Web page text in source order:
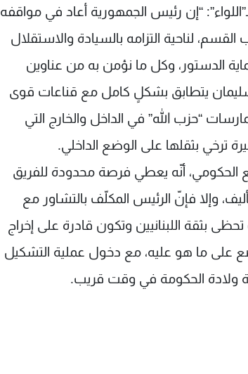
“إن رئيس الجمهورية أعاد في مواقفه
لناحية التزامه بالسيادة والاستقلال
الدستور، وكل ما نؤمن به من عناوين
يتطابق بشكلٍ كامل مع قناعات قوى
“حزب الله” في الداخل والخارج التي
ترخي بثقلها على الوضع الداخلي.
أنّه يعطي فرصة محدودة للفريق
وإلا فإنّ الرئيس المكلّف بالتشاور مع
بثقة اللبنانيين وتكون قادرة على إخراج
على ما هو عليه، مع دخول عملية التشكيل
ولادة الحكومة في وقت قريب.